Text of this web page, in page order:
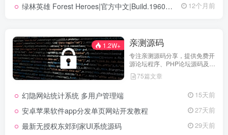
绿林英雄 Forest Heroes|官方中文|Build.19609351+全DLC|解压即撸| 12个月前
1.2W+ 亲测源码
专注亲测源码分享，提供免费开
源论坛程序、PHP论坛源码及论
坛搭建解决方案，所有源码均经
实际测试可用，助力快速搭建稳
75篇文章
幻隐网站统计系统 多用户管理端 15天前
安卓苹果软件app分发单页网站开发教程 27天前
最新无授权东郊到家UI系统源码 29天前